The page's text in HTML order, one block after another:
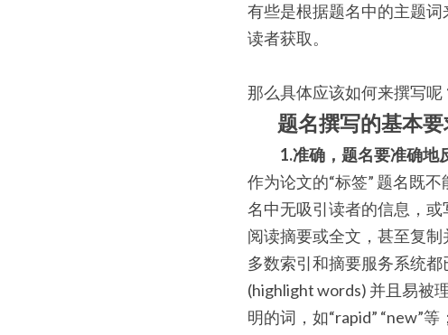
有些是根据题名中的主题
读者获取。
那么具体应该如何来撰写呢
题名撰写的基本
1.准确，题名要准确地
作为论文的“标签” 题名既
名中无吸引读者的信息，
阅读摘要或全文，甚至复制
多数索引和摘要服务系统都
(highlight words) 并且易被
明的词，如“rapid” “new”